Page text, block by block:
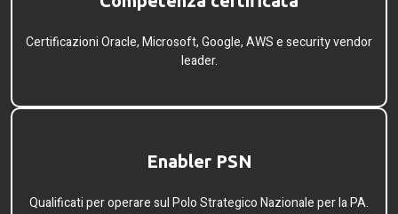
Certificazioni Oracle, Microsoft, Google, AWS e security vendor
leader.
Enabler PSN​
Qualificati per operare sul Polo Strategico Nazionale per la PA.